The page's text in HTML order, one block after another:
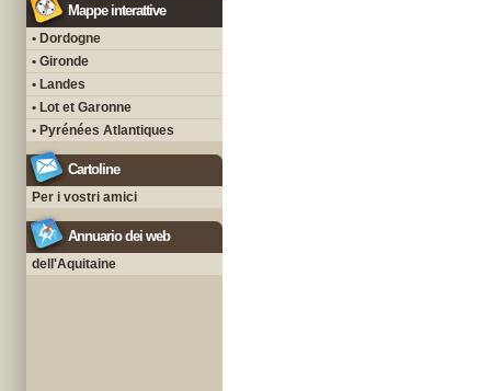
Mappe interattive
• Dordogne
• Gironde
• Landes
• Lot et Garonne
• Pyrénées Atlantiques
Cartoline
Per i vostri amici
Annuario dei web
dell'Aquitaine